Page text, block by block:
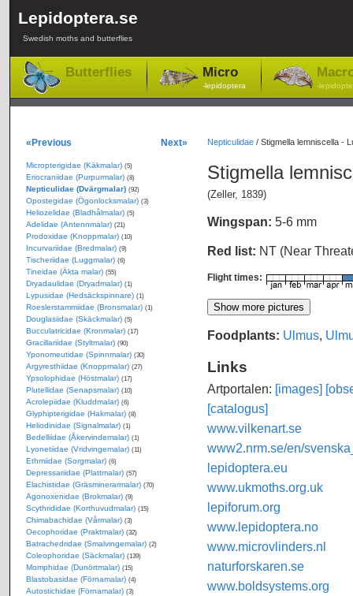
Lepidoptera.se
Swedish moths and butterflies
Butterflies Micro
-lepidoptera -
Nepticulidae/ Stigmella lemniscella -
Stigmella
(Zeller, 1839)
Wingspan: 5-6 mm
Red list: NT (Near
Flight times:
Foodplants: Ulmus,
Links
Artportalen: [images]
[catalogus]
www.vilkenart.se
www2.nrm.se/en/
lepidoptera.eu
www.ukmoths.org.uk
lepiforum.org
www.lepidoptera.no
www.microvlinders.nl
naturforskaren.se
www.boldsystems.org
«Previous Next»
Micropterigidae (Käkmalar) (5)
Eriocraniidae (Purpurmalar) (8)
Nepticulidae (Dvärgmalar) (92)
Opostegidae (Ögonlocksmalar) (3)
Heliozelidae (Bladhålmalar) (5)
Adelidae (Antennmalar) (21)
Prodoxidae (Knoppmalar) (10)
Incurvariidae (Bredmalar) (9)
Tischeriidae (Luggmalar) (6)
Tineidae (Äkta malar) (55)
Dryadaulidae (Dryadmalar) (1)
Lypusidae (Hedsäckspinnare) (1)
Roeslerstammiidae (Bronsmalar) (1)
Douglasiidae (Skäckmalar) (5)
Bucculatricidae (Kronmalar) (17)
Gracillariidae (Styltmalar) (90)
Yponomeutidae (Spinnmalar) (30)
Argyresthiidae (Knoppmalar) (27)
Ypsolophidae (Höstmalar) (17)
Plutellidae (Senapsmalar) (10)
Acrolepiidae (Kluddmalar) (6)
Glyphipterigidae (Hakmalar) (8)
Heliodinidae (Signalmalar) (1)
Bedelliidae (Åkervindemalar) (1)
Lyonetiidae (Vridvingemalar) (11)
Ethmiidae (Sorgmalar) (6)
Depressariidae (Plattmalar) (57)
Elachistidae (Gräsminerarmalar) (70)
Agonoxenidae (Brokmalar) (9)
Scythrididae (Korthuvudmalar) (15)
Chimabachidae (Vårmalar) (3)
Oecophoridae (Praktmalar) (32)
Batrachedridae (Smalvingemalar) (2)
Coleophoridae (Säckmalar) (139)
Momphidae (Dunörtmalar) (15)
Blastobasidae (Förnamalar) (4)
Autostichidae (Förnamalar) (3)